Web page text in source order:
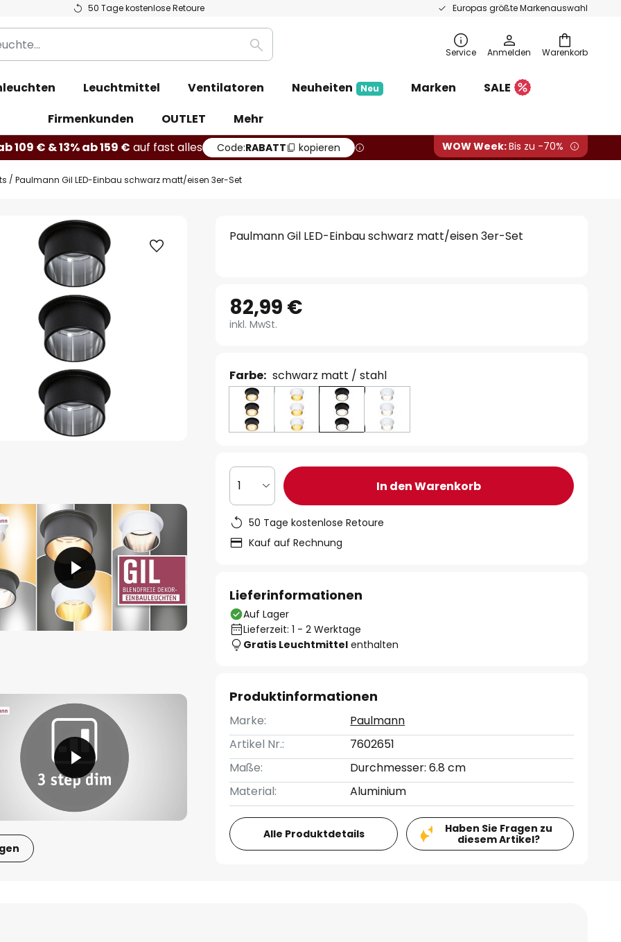
50 Tage kostenlose Retoure Europas größte Markenauswahl
Warenkorb
Suche Service Anmelden
Leuchtmittel Ventilatoren Neuheiten Neu Marken
SALE
Firmenkunden
OUTLET
Mehr
109 € & 13% ab 159 € auf fast alles Code:RABATT kopieren WOW Week:Bis zu -70%
Paulmann Gil LED-Einbau schwarz matt/eisen 3er-Set
Paulmann Gil LED-Einbau schwarz matt/eisen 3er-Set
82,99 €
inkl. MwSt.
Farbe: schwarz matt / stahl
1 In den Warenkorb
50 Tage kostenlose Retoure
Kauf auf Rechnung
Lieferinformationen
Auf Lager
Lieferzeit: 1 - 2 Werktage
Gratis Leuchtmittel enthalten
Produktinformationen
Marke:
Paulmann
Artikel Nr.:
7602651
Maße:
Durchmesser: 6.8 cm
Material:
Aluminium
Alle Produktdetails
Haben Sie Fragen zu
diesem Artikel?